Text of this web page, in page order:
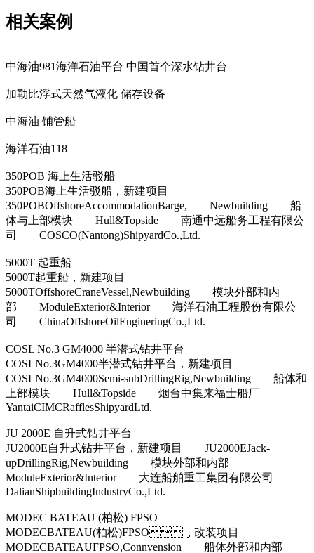
相关案例
中海油981海洋石油平台 中国首个深水钻井台
加勒比浮式天然气液化 储存设备
中海油 铺管船
海洋石油118
350POB 海上生活驳船
350POB海上生活驳船，新建项目
350POBOffshoreAccommodationBarge, Newbuilding 船
体与上部模块 Hull&Topside 南通中远船务工程有限公
司 COSCO(Nantong)ShipyardCo.,Ltd.
5000T 起重船
5000T起重船，新建项目
5000TOffshoreCraneVessel,Newbuilding 模块外部和内
部 ModuleExterior&Interior 海洋石油工程股份有限公
司 ChinaOffshoreOilEngineringCo.,Ltd.
COSL No.3 GM4000 半潜式钻井平台
COSLNo.3GM4000半潜式钻井平台，新建项目
COSLNo.3GM4000Semi-subDrillingRig,Newbuilding 船体和
上部模块 Hull&Topside 烟台中集来福士船厂
YantaiCIMCRafflesShipyardLtd.
JU 2000E 自升式钻井平台
JU2000E自升式钻井平台，新建项目 JU2000EJack-
upDrillingRig,Newbuilding 模块外部和内部
ModuleExterior&Interior 大连船舶重工集团有限公司
DalianShipbuildingIndustryCo.,Ltd.
MODEC BATEAU (柏松) FPSO
MODECBATEAU(柏松)FPSO，改装项目
MODECBATEAUFPSO,Connvension 船体外部和内部